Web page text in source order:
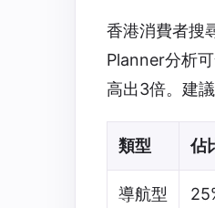
香港消費者搜
Planner分析
高出3倍。建
類型 佔
導航型